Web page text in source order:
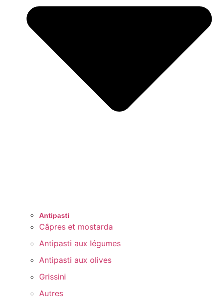
Antipasti
Câpres et mostarda
Antipasti aux légumes
Antipasti aux olives
Grissini
Autres